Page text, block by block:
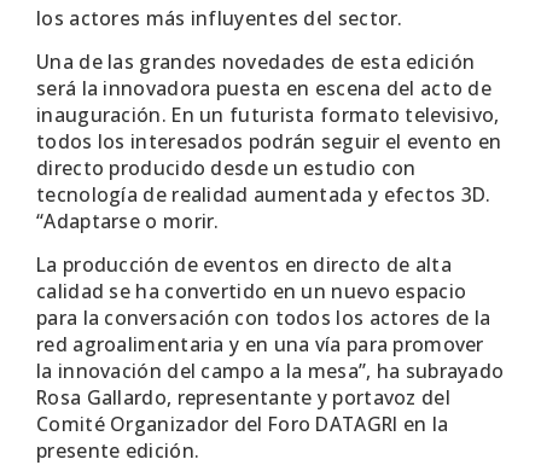
los actores más influyentes del sector.
Una de las grandes novedades de esta edición
será la innovadora puesta en escena del acto de
inauguración. En un futurista formato televisivo,
todos los interesados podrán seguir el evento en
directo producido desde un estudio con
tecnología de realidad aumentada y efectos 3D.
“Adaptarse o morir.
La producción de eventos en directo de alta
calidad se ha convertido en un nuevo espacio
para la conversación con todos los actores de la
red agroalimentaria y en una vía para promover
la innovación del campo a la mesa”, ha subrayado
Rosa Gallardo, representante y portavoz del
Comité Organizador del Foro DATAGRI en la
presente edición.